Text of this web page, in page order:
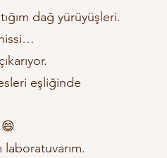
dağ yürüyüşleri.
eşliğinde